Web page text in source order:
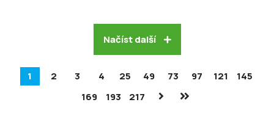
Načíst další
1 2 3 4 25 49 73 97 121
145
169
193 217